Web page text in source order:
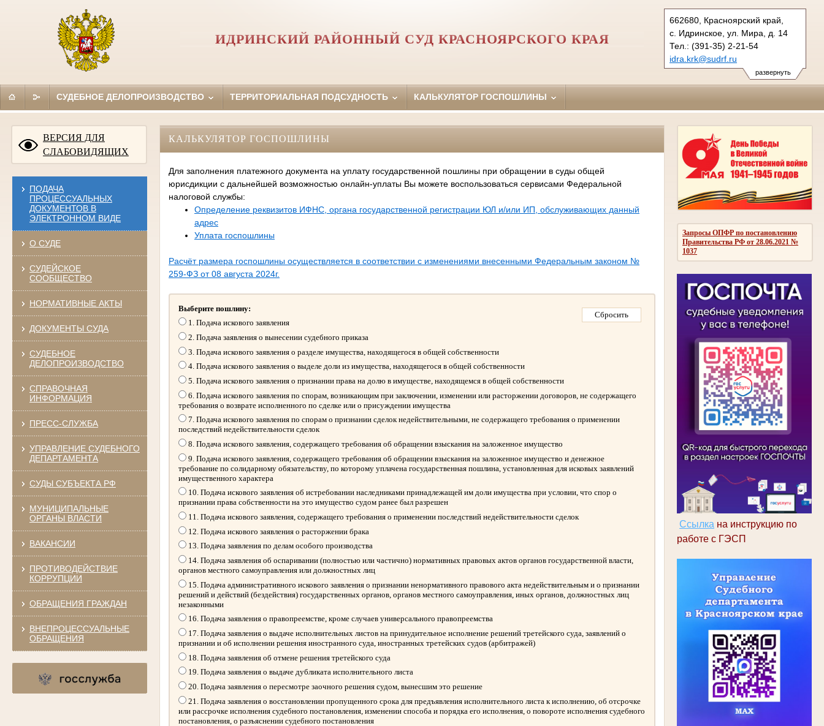
развернуть
662680, Красноярский край,
с. Идринское, ул. Мира, д. 14
Тел.: (391-35) 2-21-54
idra.krk@sudrf.ru
ИДРИНСКИЙ РАЙОННЫЙ СУД КРАСНОЯРСКОГО КРАЯ
СУДЕБНОЕ ДЕЛОПРОИЗВОДСТВО ТЕРРИТОРИАЛЬНАЯ ПОДСУДНОСТЬ КАЛЬКУЛЯТОР ГОСПОШЛИНЫ
ВЕРСИЯ ДЛЯ
СЛАБОВИДЯЩИХ
ПОДАЧА
ПРОЦЕССУАЛЬНЫХ
ДОКУМЕНТОВ В
ЭЛЕКТРОННОМ ВИДЕ
О СУДЕ
СУДЕЙСКОЕ
СООБЩЕСТВО
НОРМАТИВНЫЕ АКТЫ
ДОКУМЕНТЫ СУДА
СУДЕБНОЕ
ДЕЛОПРОИЗВОДСТВО
СПРАВОЧНАЯ
ИНФОРМАЦИЯ
ПРЕСС-СЛУЖБА
УПРАВЛЕНИЕ СУДЕБНОГО
ДЕПАРТАМЕНТА
СУДЫ СУБЪЕКТА РФ
МУНИЦИПАЛЬНЫЕ
ОРГАНЫ ВЛАСТИ
ВАКАНСИИ
ПРОТИВОДЕЙСТВИЕ
КОРРУПЦИИ
ОБРАЩЕНИЯ ГРАЖДАН
ВНЕПРОЦЕССУАЛЬНЫЕ
ОБРАЩЕНИЯ
Запросы ОПФР по постановлению
Правительства РФ от 28.06.2021 №
1037
Ссылка на инструкцию по
работе с ГЭСП
КАЛЬКУЛЯТОР ГОСПОШЛИНЫ
Для заполнения платежного документа на уплату государственной пошлины при обращении в суды общей
юрисдикции с дальнейшей возможностью онлайн-уплаты Вы можете воспользоваться сервисами Федеральной
налоговой службы:
Определение реквизитов ИФНС, органа государственной регистрации ЮЛ и/или ИП, обслуживающих данный
адрес
Уплата госпошлины
Расчёт размера госпошлины осуществляется в соответствии с изменениями внесенными Федеральным законом №
259-ФЗ от 08 августа 2024г.
Выберите пошлину:
1. Подача искового заявления
2. Подача заявления о вынесении судебного приказа
3. Подача искового заявления о разделе имущества, находящегося в общей собственности
4. Подача искового заявления о выделе доли из имущества, находящегося в общей собственности
5. Подача искового заявления о признании права на долю в имуществе, находящемся в общей собственности
6. Подача искового заявления по спорам, возникающим при заключении, изменении или расторжении договоров, не содержащего
требования о возврате исполненного по сделке или о присуждении имущества
7. Подача искового заявления по спорам о признании сделок недействительными, не содержащего требования о применении
последствий недействительности сделок
8. Подача искового заявления, содержащего требования об обращении взыскания на заложенное имущество
9. Подача искового заявления, содержащего требования об обращении взыскания на заложенное имущество и денежное
требование по солидарному обязательству, по которому уплачена государственная пошлина, установленная для исковых заявлений
имущественного характера
10. Подача искового заявления об истребовании наследниками принадлежащей им доли имущества при условии, что спор о
признании права собственности на это имущество судом ранее был разрешен
11. Подача искового заявления, содержащего требования о применении последствий недействительности сделок
12. Подача искового заявления о расторжении брака
13. Подача заявления по делам особого производства
14. Подача заявления об оспаривании (полностью или частично) нормативных правовых актов органов государственной власти,
органов местного самоуправления или должностных лиц
15. Подача административного искового заявления о признании ненормативного правового акта недействительным и о признании
решений и действий (бездействия) государственных органов, органов местного самоуправления, иных органов, должностных лиц
незаконными
16. Подача заявления о правопреемстве, кроме случаев универсального правопреемства
17. Подача заявления о выдаче исполнительных листов на принудительное исполнение решений третейского суда, заявлений о
признании и об исполнении решения иностранного суда, иностранных третейских судов (арбитражей)
18. Подача заявления об отмене решения третейского суда
19. Подача заявления о выдаче дубликата исполнительного листа
20. Подача заявления о пересмотре заочного решения судом, вынесшим это решение
21. Подача заявления о восстановлении пропущенного срока для предъявления исполнительного листа к исполнению, об отсрочке
или рассрочке исполнения судебного постановления, изменении способа и порядка его исполнения, о повороте исполнения судебного
постановления, о разъяснении судебного постановления